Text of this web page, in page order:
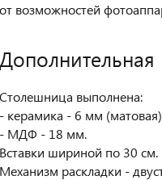
от возможностей
Столешница выполнена:
- керамика - 6 мм
- МДФ - 18 мм.
Вставки шириной по 30 см.
Механизм раскладки -